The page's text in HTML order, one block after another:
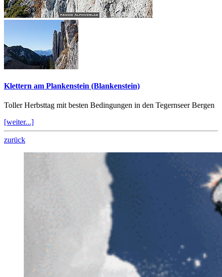
Klettern am Plankenstein (Blankenstein)
Toller Herbsttag mit besten Bedingungen in den Tegernseer Bergen
[weiter...]
zurück